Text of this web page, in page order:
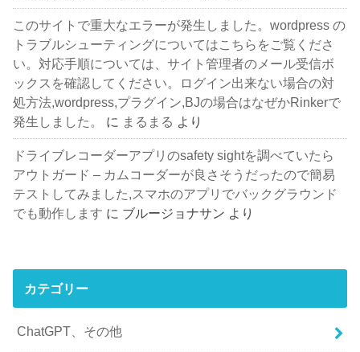
このサイトで重大なエラーが発生しました。wordpress の
トラブルシューティングについてはこちらをご覧くださ
い。対応手順については、サイト管理者のメール受信ボ
ックスを確認してください。ログイン出来ない場合の対
処方法,wordpress,プラグイン,BJの場合はなぜかRinkerで
発生しました。
に まるまる より
ドライブレコーダーアプリのsafety sightを調べていたら
アウトガード – カムコーダーが良さそうだったので簡易
テストしてみました,スマホのアプリでバックグラウンド
でも動作します に ブルージョナサン より
カテゴリー
ChatGPT、その他